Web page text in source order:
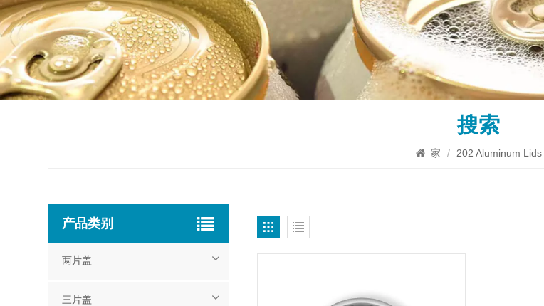
搜索
家 / 202 Aluminum Lids
产品类别
两片盖
三片盖